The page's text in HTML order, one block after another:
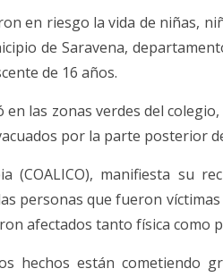
en riesgo la vida de niñas,
de Saravena,
de 16 años.
las zonas verdes del
por la parte posterior
manifiesta su
personas que fueron
afectados tanto física como
hechos están cometiendo